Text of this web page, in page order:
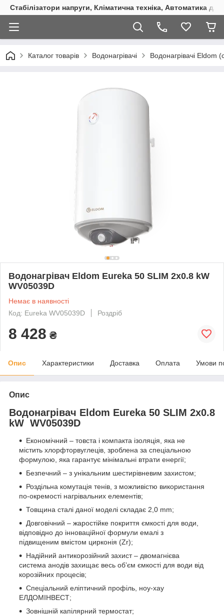
Стабілізатори напруги, Кліматична техніка, Автоматика
Каталог товарів Водонагрівачі Водонагрівачі Eldom
Водонагрівач Eldom Eureka 50 SLIM 2x0.8 kW
WV05039D
Немає в наявності
Код: Eureka WV05039D
Роздріб
8 428 ₴
Опис Характеристики Доставка Оплата Умови
Опис
Водонагрівач Eldom Eureka 50 SLIM 2x0.8
kW WV05039D
Економічний – товста і компакта ізоляція, яка не
містить хлорфторвуглеців, зроблена за спеціальною
формулою, яка гарантує мінімальні втрати енергії;
Безпечний – з унікальним шестирівневим захистом;
Роздільна комутація тенів, з можливістю використання
по-окремості нагрівальних елементів;
Товщина сталі даної моделі складає 2,0 mm;
Довговічний – жаростійке покриття ємкості для води,
відповідно до інноваційної формули емалі з
підвищеним вмістом цирконія (Zr);
Надійний антикорозійний захист – двомагнієва
система анодів захищає весь об’єм ємкості для води від
корозійних процесів;
Спеціальний еліптичний профіль, ноу-хау
ЕЛДОМІНВЕСТ;
Зовнішній капілярний термостат;